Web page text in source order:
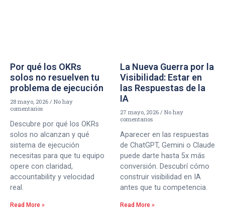
Por qué los OKRs
solos no resuelven tu
problema de ejecución
28 mayo, 2026
No hay
comentarios
Descubre por qué los OKRs
solos no alcanzan y qué
sistema de ejecución
necesitas para que tu equipo
opere con claridad,
accountability y velocidad
real.
Read More »
La Nueva Guerra por la
Visibilidad: Estar en
las Respuestas de la
IA
27 mayo, 2026
No hay
comentarios
Aparecer en las respuestas
de ChatGPT, Gemini o Claude
puede darte hasta 5x más
conversión. Descubrí cómo
construir visibilidad en IA
antes que tu competencia.
Read More »